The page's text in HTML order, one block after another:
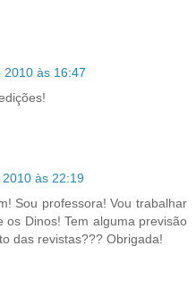
2010 às 16:47
às 22:19
Sou professora! Vou trabalhar
Dinos! Tem alguma previsão
das revistas??? Obrigada!